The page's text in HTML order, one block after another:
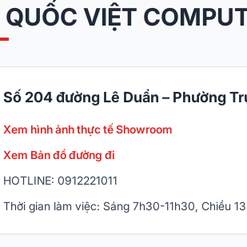
VIỆT
Số 204 đường Lê Duẩn – Phường
Xem hình ảnh thực tế Showroom
Xem Bản đồ đường đi
HOTLINE: 0912221011
Thời gian làm việc: Sáng 7h30-11h30, Chiều